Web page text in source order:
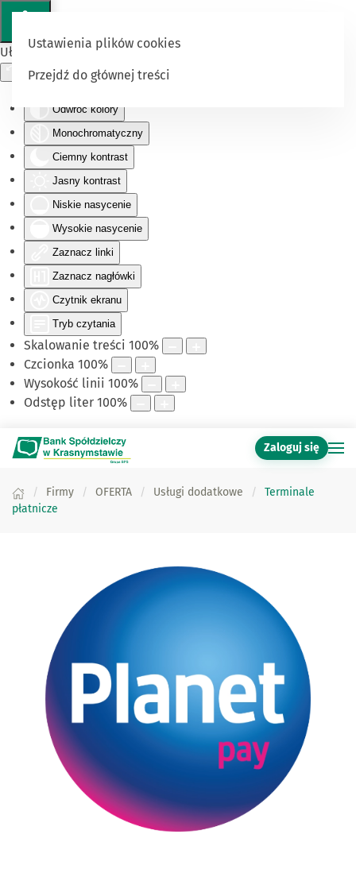
Ułatwienia dostępu
Odwróć kolory
Monochromatyczny
Ciemny kontrast
Jasny kontrast
Niskie nasycenie
Wysokie nasycenie
Zaznacz linki
Zaznacz nagłówki
Czytnik ekranu
Tryb czytania
Skalowanie treści 100%
Czcionka 100%
Wysokość linii 100%
Odstęp liter 100%
Ustawienia plików cookies
Przejdź do głównej treści
Zaloguj się
Firmy OFERTA Usługi dodatkowe
Terminale
płatnicze